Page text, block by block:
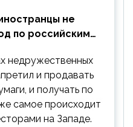
не
по российским
недружественных
и продавать
и получать по
самое происходит
на Западе.